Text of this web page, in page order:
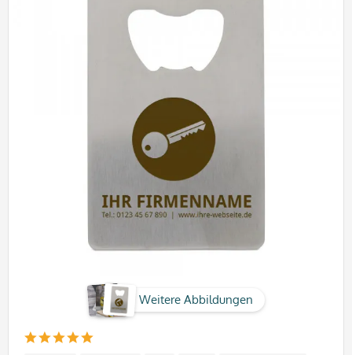
Weitere Abbildungen